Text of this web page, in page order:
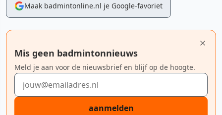
Maak badmintonline.nl je Google-favoriet
Mis geen badmintonnieuws
Meld je aan voor de nieuwsbrief en blijf op de hoogte.
E-mailadres
aanmelden